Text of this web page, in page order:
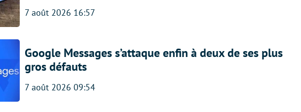
7 août 2026 16:57
Google Messages s’attaque enfin à deux de ses plus
gros défauts
7 août 2026 09:54